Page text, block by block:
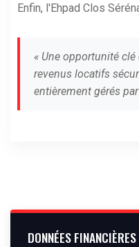
Enfin, l'Ehpad Clos
« Une opportunité
revenus locatifs
entièrement gérés
DONNÉES FINANCIÈRES